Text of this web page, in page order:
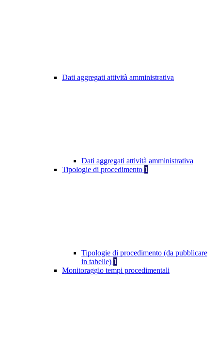
Dati aggregati attività amministrativa
Dati aggregati attività amministrativa
Tipologie di procedimento 1
Tipologie di procedimento (da pubblicare
in tabelle) 1
Monitoraggio tempi procedimentali